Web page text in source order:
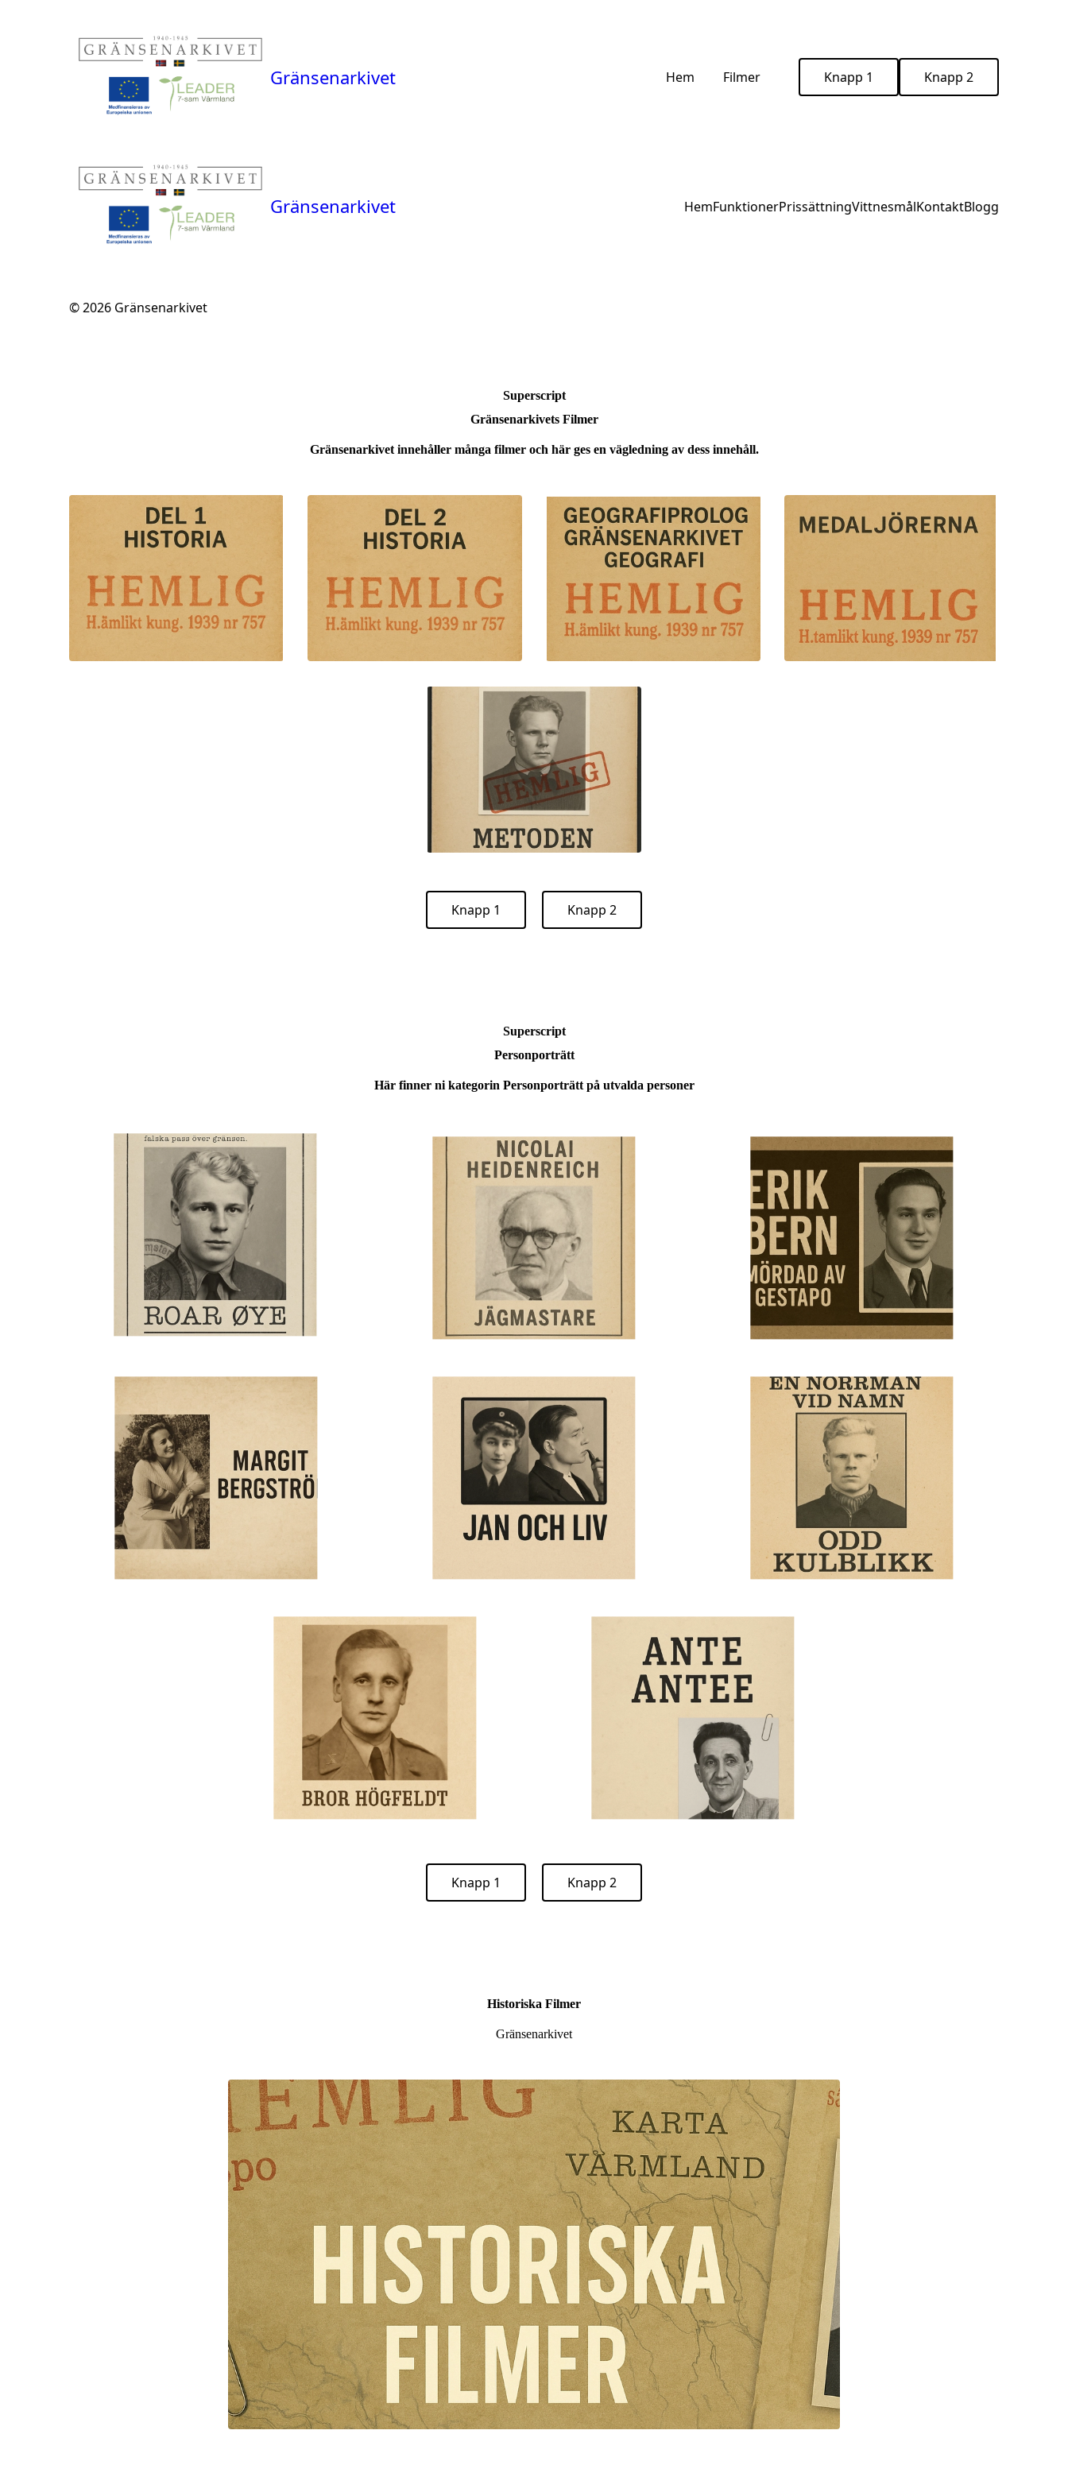
Gränsenarkivet Hem Filmer Knapp 1 Knapp 2
Gränsenarkivet HemFunktionerPrissättningVittnesmålKontaktBlogg
© 2026 Gränsenarkivet
Superscript
Gränsenarkivets Filmer
Gränsenarkivet innehåller många filmer och här ges en vägledning av dess innehåll.
Knapp 1 Knapp 2
Superscript
Personporträtt
Här finner ni kategorin Personporträtt på utvalda personer
Knapp 1 Knapp 2
Historiska Filmer
Gränsenarkivet